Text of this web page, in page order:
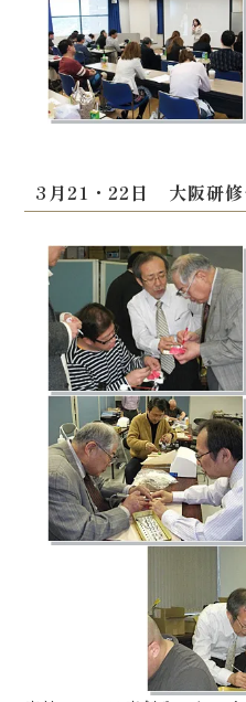
3月21・22日 大阪研修